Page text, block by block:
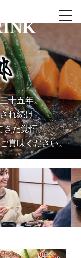
メニュ
十五年。
れ続け
きた覚悟。
賞味ください。